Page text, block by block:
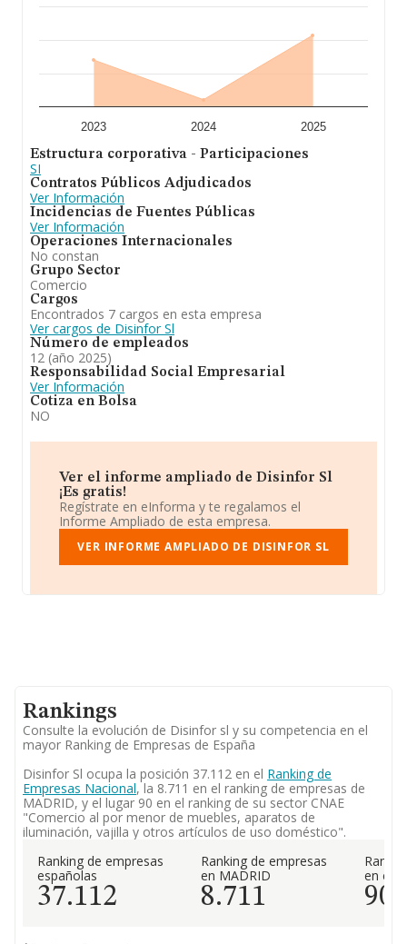
2024.
2023 2024 2025
Estructura corporativa - Participaciones
SI
Contratos Públicos Adjudicados
Ver Información
Incidencias de Fuentes Públicas
Ver Información
Operaciones Internacionales
No constan
Grupo Sector
Comercio
Cargos
Encontrados 7 cargos en esta empresa
Ver cargos de Disinfor Sl
Número de empleados
12 (año 2025)
Responsabilidad Social Empresarial
Ver Información
Cotiza en Bolsa
NO
Ver el informe ampliado de Disinfor Sl
¡Es gratis!
Regístrate en eInforma y te regalamos el
Informe Ampliado de esta empresa.
VER INFORME AMPLIADO DE DISINFOR SL
Rankings
Consulte la evolución de Disinfor sl y su competencia en el
mayor Ranking de Empresas de España
Disinfor Sl ocupa la posición 37.112 en el Ranking de
Empresas Nacional, la 8.711 en el ranking de empresas de
MADRID, y el lugar 90 en el ranking de su sector CNAE
"Comercio al por menor de muebles, aparatos de
iluminación, vajilla y otros artículos de uso doméstico".
Ranking de empresas
españolas
37.112
Ranking de empresas
en MADRID
8.711
en el
90